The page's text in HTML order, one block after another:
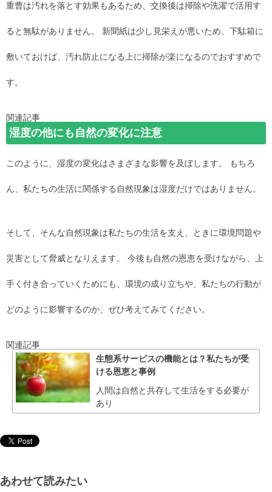
重曹は汚れを落とす効果もあるため、交換後は掃除や洗濯で活用す
ると無駄がありません。 新聞紙は少し見栄えが悪いため、下駄箱に
敷いておけば、汚れ防止になる上に掃除が楽になるのでおすすめで
す。
関連記事
湿度の他にも自然の変化に注意
このように、湿度の変化はさまざまな影響を及ぼします。 もちろ
ん、私たちの生活に関係する自然現象は湿度だけではありません。
そして、そんな自然現象は私たちの生活を支え、ときに環境問題や
災害として脅威となりえます。 今後も自然の恩恵を受けながら、上
手く付き合っていくためにも、環境の成り立ちや、私たちの行動が
どのように影響するのか、ぜひ考えてみてください。
関連記事
生態系サービスの機能とは？私たちが受
ける恩恵と事例
人間は自然と共存して生活をする必要が
あり
あわせて読みたい